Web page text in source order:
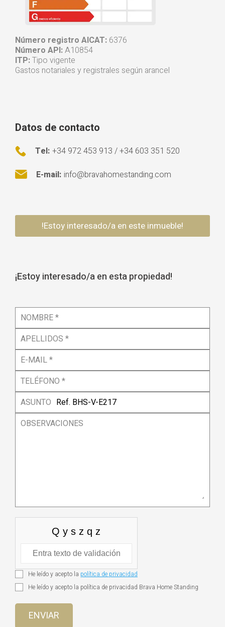
Número registro AICAT: 6376
Número API:A10854
ITP:Tipo vigente
Gastos notariales y registrales según arancel
Datos de contacto
Tel: +34 972 453 913 / +34 603 351 520
E-mail: info@bravahomestanding.com
!Estoy interesado/a en este inmueble!
¡Estoy interesado/a en esta propiedad!
NOMBRE *
APELLIDOS *
E-MAIL *
TELÉFONO *
ASUNTO
OBSERVACIONES
He leído y acepto la política de privacidad
He leído y acepto la política de privacidad Brava Home Standing